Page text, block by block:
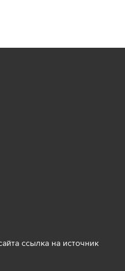
ссылка на источник